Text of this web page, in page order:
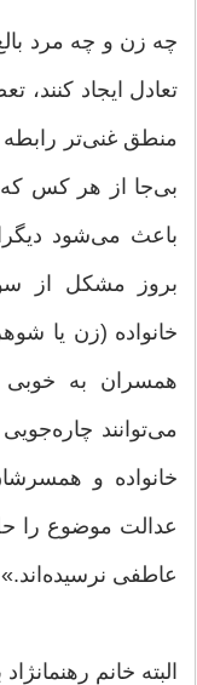
چه زن و چه مرد
تعادل ایجاد کنند،
منطق غنی‌تر رابطه
بی‌جا از هر کس
باعث می‌شود
بروز مشکل از
خانواده (زن یا
همسران به خوبی
می‌توانند
خانواده و
عدالت موضوع را
عاطفی نرسیده‌اند.»
البته خانم